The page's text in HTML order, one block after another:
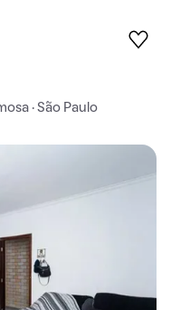
· São Paulo